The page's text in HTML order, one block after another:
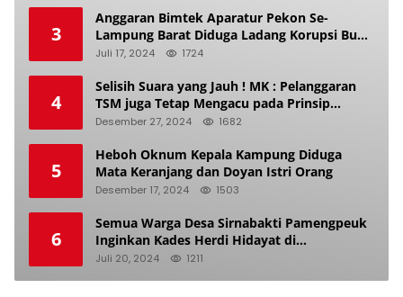
3
Anggaran Bimtek Aparatur Pekon Se-
Lampung Barat Diduga Ladang Korupsi Buat
Makan Anak Istri
Juli 17, 2024 1724
4
Selisih Suara yang Jauh ! MK : Pelanggaran
TSM juga Tetap Mengacu pada Prinsip
Keadilan Pemilu
Desember 27, 2024 1682
5
Heboh Oknum Kepala Kampung Diduga
Mata Keranjang dan Doyan Istri Orang
Desember 17, 2024 1503
6
Semua Warga Desa Sirnabakti Pamengpeuk
Inginkan Kades Herdi Hidayat di
Berhentikan Dari Jabatan nya
Juli 20, 2024 1211